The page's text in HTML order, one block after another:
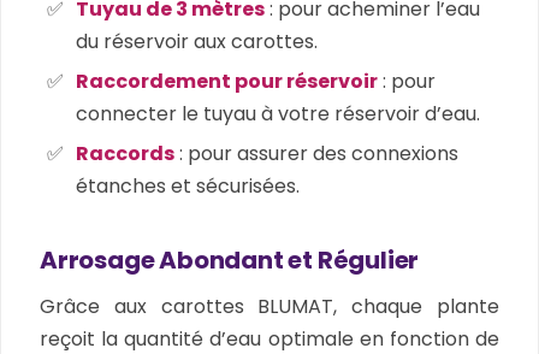
Tuyau de 3 mètres: pour acheminer l’eau
du réservoir aux carottes.
Raccordement pour réservoir: pour
connecter le tuyau à votre réservoir d’eau.
Raccords: pour assurer des connexions
étanches et sécurisées.
Arrosage Abondant et Régulier
Grâce aux carottes BLUMAT, chaque plante
reçoit la quantité d’eau optimale en fonction de